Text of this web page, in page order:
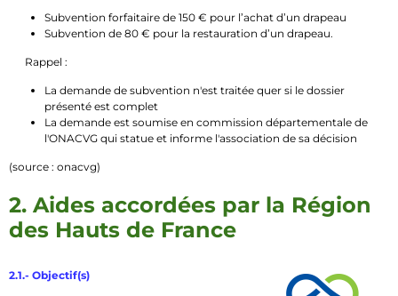
Subvention forfaitaire de 150 € pour l’achat d’un drapeau
Subvention de 80 € pour la restauration d’un drapeau.
Rappel :
La demande de subvention n'est traitée quer si le dossier
présenté est complet
La demande est soumise en commission départementale de
l'ONACVG qui statue et informe l'association de sa décision
(source : onacvg)
2. Aides accordées par la Région
des Hauts de France
2.1.- Objectif(s)